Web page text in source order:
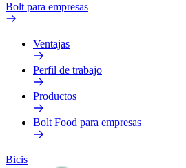
Bolt para empresas
Ventajas
Perfil de trabajo
Productos
Bolt Food para empresas
Bicis